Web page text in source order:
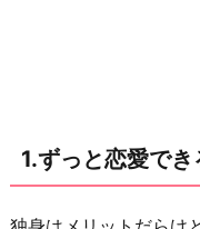
任
1.ずっと恋愛でき